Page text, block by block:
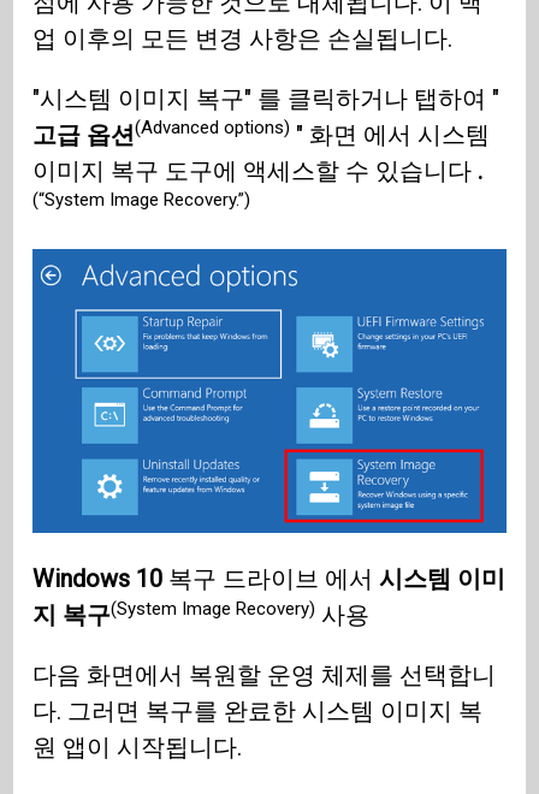
업 이후의 모든 변경 사항은 손실됩니다.
"시스템 이미지 복구" 를 클릭하거나 탭하여 "
고급 옵션(Advanced options) " 화면 에서 시스템
이미지 복구 도구에 액세스할 수 있습니다 .
(“System Image Recovery.”)
Windows 10 복구 드라이브 에서시스템 이미
지 복구(System Image Recovery) 사용
다음 화면에서 복원할 운영 체제를 선택합니
다. 그러면 복구를 완료한 시스템 이미지 복
원 앱이 시작됩니다.